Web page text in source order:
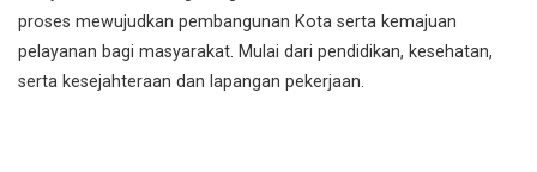
proses mewujudkan pembangunan Kota serta kemajuan
pelayanan bagi masyarakat. Mulai dari pendidikan, kesehatan,
serta kesejahteraan dan lapangan pekerjaan.